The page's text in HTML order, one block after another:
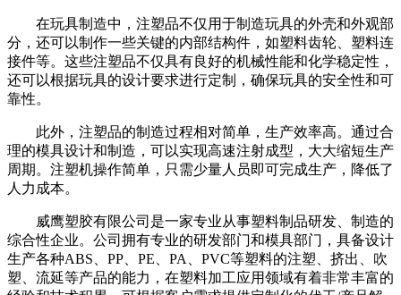
在玩具制造中，注塑品不仅用于制造玩具的外壳和外观部
分，还可以制作一些关键的内部结构件，如塑料齿轮、塑料连
接件等。这些注塑品不仅具有良好的机械性能和化学稳定性，
还可以根据玩具的设计要求进行定制，确保玩具的安全性和可
靠性。
此外，注塑品的制造过程相对简单，生产效率高。通过合
理的模具设计和制造，可以实现高速注射成型，大大缩短生产
周期。注塑机操作简单，只需少量人员即可完成生产，降低了
人力成本。
威鹰塑胶有限公司是一家专业从事塑料制品研发、制造的
综合性企业。公司拥有专业的研发部门和模具部门，具备设计
生产各种ABS、PP、PE、PA、PVC等塑料的注塑、挤出、吹
塑、流延等产品的能力，在塑料加工应用领域有着非常丰富的